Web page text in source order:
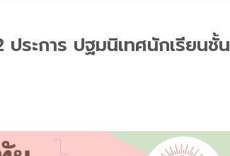
ระการ ปฐมนิเทศนักเรียนชั้น